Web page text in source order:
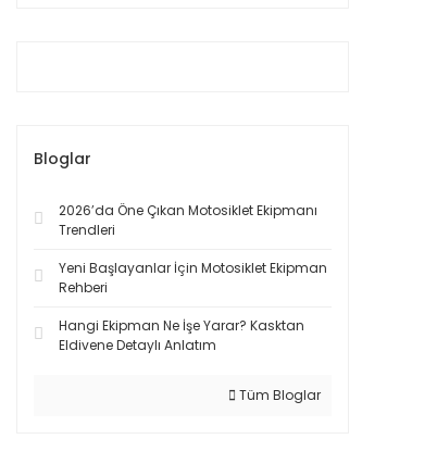
Bloglar
2026’da Öne Çıkan Motosiklet Ekipmanı
Trendleri
Yeni Başlayanlar İçin Motosiklet Ekipman
Rehberi
Hangi Ekipman Ne İşe Yarar? Kasktan
Eldivene Detaylı Anlatım
Tüm Bloglar